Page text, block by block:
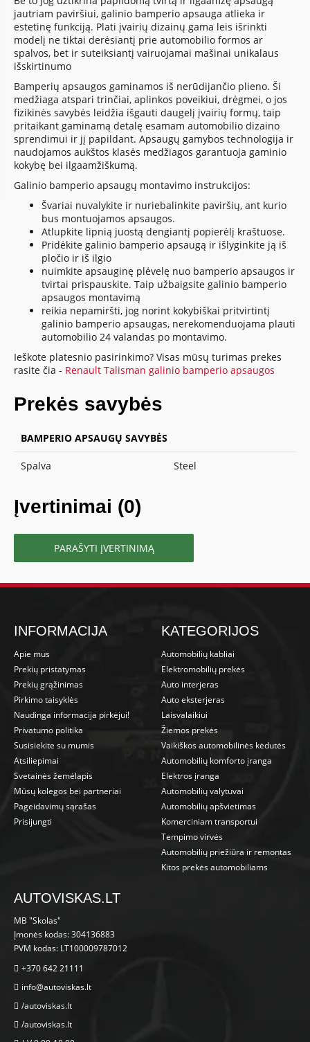
jautriam paviršiui, galinio bamperio apsauga atlieka ir
estetinę funkciją. Plati įvairių dizainų gama leis išrinkti
modelį ne tiktai derėsiantį prie automobilio formos ar
spalvos, bet ir suteiksiantį vairuojamai mašinai unikalaus
išskirtinumo
Bamperių apsaugos gaminamos iš nerūdijančio plieno. Ši
medžiaga atspari trinčiai, aplinkos poveikiui, drėgmei, o jos
fizikinės savybės leidžia išgauti daugelį įvairių formų, taip
pritaikant gaminamą detalę esamam automobilio dizaino
sprendimui ir jį papildant. Apsaugų gamybos technologija ir
naudojamos aukštos klasės medžiagos garantuoja gaminio
kokybę bei ilgaamžiškumą.
Galinio bamperio apsaugų montavimo instrukcijos:
Švariai nuvalykite ir nuriebalinkite paviršių, ant kurio
bus montuojamos apsaugos.
Atlupkite lipnią juostą dengiantį popierėlį kraštuose.
Pridėkite galinio bamperio apsaugą ir išlyginkite ją iš
pločio ir iš ilgio
nuimkite apsauginę plėvelę nuo bamperio apsaugos ir
tvirtai prispauskite. Taip užbaigsite galinio bamperio
apsaugos montavimą
reikia nepamiršti, jog norint kokybiškai pritvirtintį
galinio bamperio apsaugas, nerekomenduojama plauti
automobilio 24 valandas po montavimo.
Ieškote platesnio pasirinkimo? Visas mūsų turimas prekes
rasite čia - Renault Talisman galinio bamperio apsaugos
Prekės savybės
BAMPERIO APSAUGŲ SAVYBĖS
Spalva Steel
Įvertinimai (0)
PARAŠYTI ĮVERTINIMĄ
INFORMACIJA
Apie mus
Prekių pristatymas
Prekių grąžinimas
Pirkimo taisyklės
Naudinga informacija pirkėjui!
Privatumo politika
Susisiekite su mumis
Atsiliepimai
Svetainės žemėlapis
Mūsų kolegos bei partneriai
Pageidavimų sąrašas
Prisijungti
KATEGORIJOS
Automobilių kabliai
Elektromobilių prekės
Auto interjeras
Auto eksterjeras
Laisvalaikiui
Žiemos prekės
Vaikiškos automobilinės kėdutės
Automobilių komforto įranga
Elektros įranga
Automobilių valytuvai
Automobilių apšvietimas
Komerciniam transportui
Tempimo virvės
Automobilių priežiūra ir remontas
Kitos prekės automobiliams
AUTOVISKAS.LT
MB "Skolas"
Įmonės kodas: 304136883
PVM kodas: LT100009787012
+370 642 21111
info@autoviskas.lt
/autoviskas.lt
/autoviskas.lt